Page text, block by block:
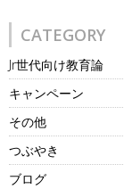
CATEGORY
Jr世代向け教育論
キャンペーン
その他
つぶやき
ブログ